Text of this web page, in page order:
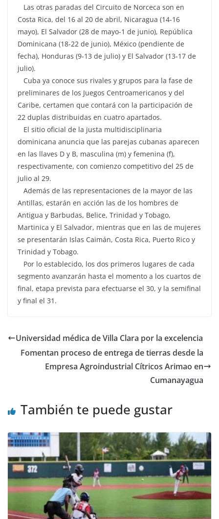
Las otras paradas del Circuito de Norceca son en
Costa Rica, del 16 al 20 de abril, Nicaragua (14-16
mayo), El Salvador (28 de mayo-1 de junio), República
Dominicana (18-22 de junio), México (pendiente de
fecha), Honduras (9-13 de julio) y El Salvador (13-17 de
julio).
Cuba ya conoce sus rivales y grupos para la fase de
preliminares de los Juegos Centroamericanos y del
Caribe, certamen que contará con la participación de
22 duplas distribuidas en cuatro apartados.
El sitio oficial de la justa multidisciplinaria
dominicana anuncia que las parejas cubanas aparecen
en las llaves D y B, masculina (m) y femenina (f),
respectivamente, con comienzo competitivo del 25 de
julio al 29.
Además de las representaciones de la mayor de las
Antillas, estarán en acción las de los hombres de
Antigua y Barbudas, Belice, Trinidad y Tobago,
Martinica y El Salvador, mientras que en las de mujeres
se presentarán Islas Caimán, Costa Rica, Puerto Rico y
Trinidad y Tobago.
Por lo establecido, los dos primeros lugares de cada
segmento avanzarán hasta el momento a los cuartos de
final, etapa prevista para efectuarse el 30, y la semifinal
y final el 31.
Universidad médica de Villa Clara por la excelencia
Fomentan proceso de entrega de tierras desde la
Empresa Agroindustrial Cítricos Arimao en
Cumanayagua
También te puede gustar